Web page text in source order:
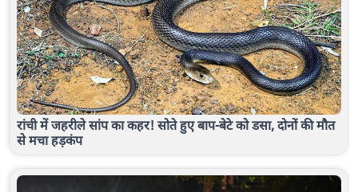
रांची में जहरीले सांप का कहर! सोते हुए बाप-बेटे को डसा, दोनों की मौत
से मचा हड़कंप